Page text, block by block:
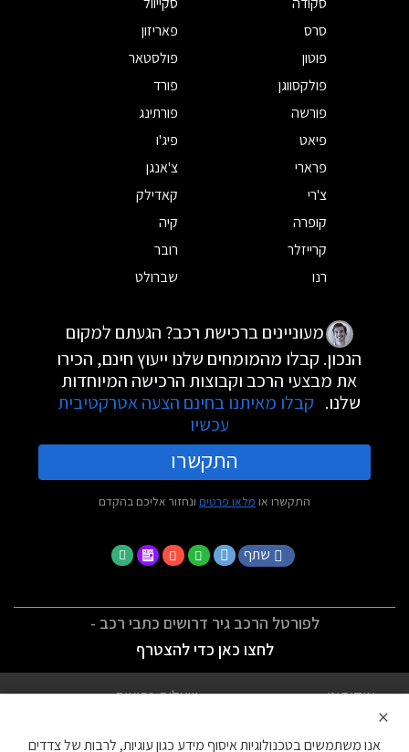
סרס
פאריזון
פוטון
פולסטאר
פולקסווגן
פורד
פורשה
פורתינג
פיאט
פיג'ו
פרארי
צ'אנגן
צ'רי
קאדילק
קופרה
קיה
קרייזלר
רובר
רנו
שברולט
מעוניינים ברכישת רכב? הגעתם למקום
הנכון. קבלו מהמומחים שלנו ייעוץ חינם, הכירו
את מבצעי הרכב וקבוצות הרכישה המיוחדות
שלנו. קבלו מאיתנו בחינם הצעה אטרקטיבית
עכשיו
התקשרו
התקשרו או מלאו פרטים ונחזור אליכם בהקדם
שתף
לפורטל הרכב גיר דרושים כתבי רכב -
לחצו כאן כדי להצטרף
אודותינו
שאלות נפוצות
×
אנו משתמשים בטכנולוגיות איסוף מידע כגון עוגיות, לרבות של צדדים